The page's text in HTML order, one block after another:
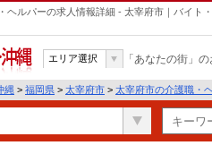
ヘルパーの求人情報詳細 - 太宰府市｜バイト
縄
エリア選択 「あなたの街」
縄 > 福岡県 > 太宰府市 > 太宰府市の介護職・